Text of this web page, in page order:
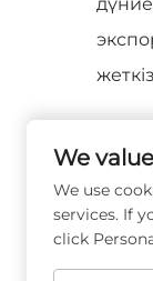
We
We use
services. If
click